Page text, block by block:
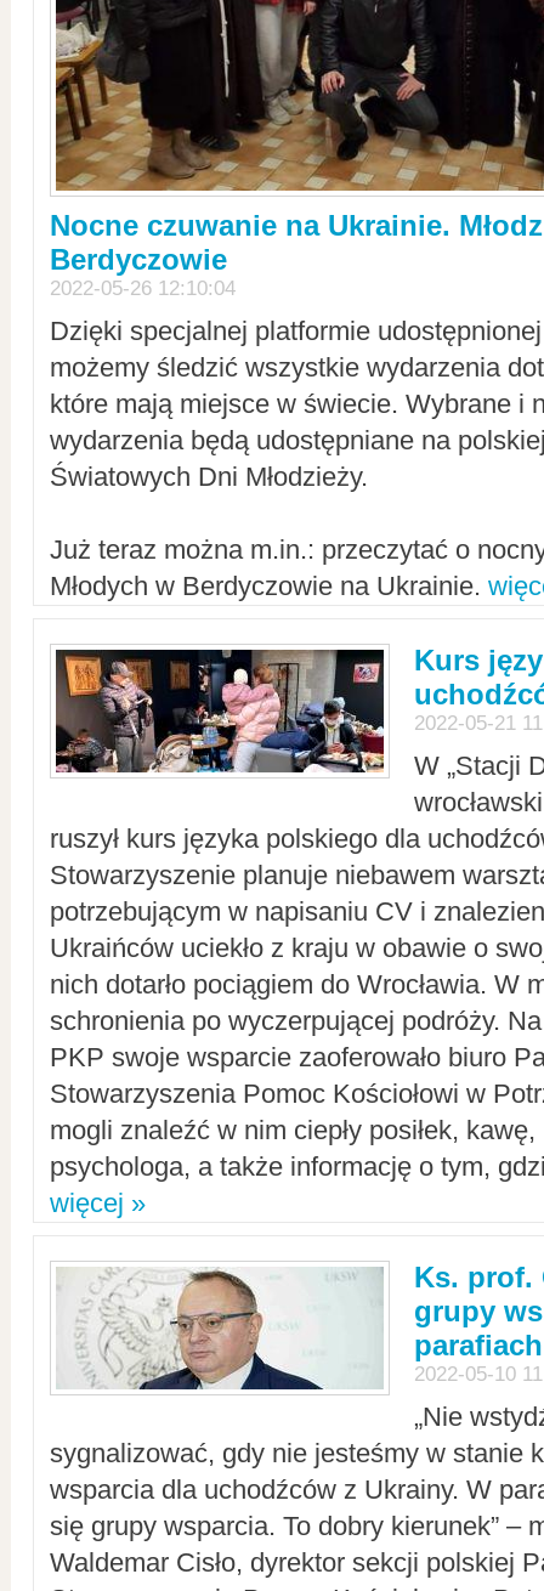
Nocne czuwanie na Ukrainie.
Berdyczowie
2022-05-26 12:10:04
Dzięki specjalnej platformie
możemy śledzić wszystkie wydarzenia
które mają miejsce w świecie. Wybrane i
wydarzenia będą udostępniane na
Światowych Dni Młodzieży.
Już teraz można m.in.: przeczytać o
Młodych w Berdyczowie na Ukrainie.
Kurs
2022-05-21
W „Stacji
ruszył kurs języka polskiego dla
Stowarzyszenie planuje niebawem
potrzebującym w napisaniu CV i
Ukraińców uciekło z kraju w obawie o
nich dotarło pociągiem do Wrocławia. W
schronienia po wyczerpującej podróży.
PKP swoje wsparcie zaoferowało biuro
Stowarzyszenia Pomoc Kościołowi w
mogli znaleźć w nim ciepły posiłek,
psychologa, a także informację o tym,
więcej »
Ks. prof.
grupy
parafiach
2022-05-10
„Nie
sygnalizować, gdy nie jesteśmy w stanie
wsparcia dla uchodźców z Ukrainy. W
się grupy wsparcia. To dobry kierunek” –
Waldemar Cisło, dyrektor sekcji polskiej